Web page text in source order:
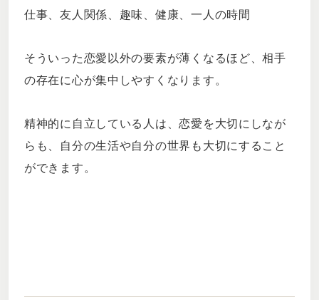
仕事、友人関係、趣味、健康、一人の時間
そういった恋愛以外の要素が薄くなるほど、相手
の存在に心が集中しやすくなります。
精神的に自立している人は、恋愛を大切にしなが
らも、自分の生活や自分の世界も大切にすること
ができます。